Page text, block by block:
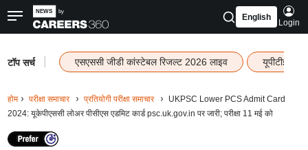
English
Login
टॉप सर्च एसएससी जीडी कांस्टेबल रिजल्ट 2026 लाइव यूपीटीईटी
होम परीक्षा समाचार प्रतियोगी परीक्षा समाचार
UKPSC Lower PCS Admit Card
2024: यूकेपीएससी लोअर पीसीएस एडमिट कार्ड psc.uk.gov.in पर जारी; परीक्षा 11 मई को